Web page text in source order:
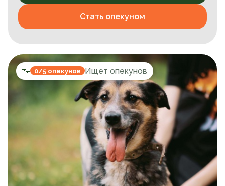
Стать опекуном
🐾 0/5 опекунов Ищет опекунов